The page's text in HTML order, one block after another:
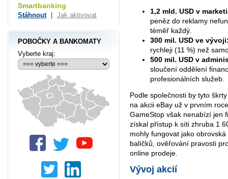
1,2 mld. USD v
peněz do reklamy
téměř každý.
300 mil. USD ve
rychleji (11 %) než
500 mil. USD v
sloučení oddělení
profesionálních služeb.
Podle společnosti by tyto
na akcii eBay už v prvním
GameStop však nenabízí jen
získal přístup k síti zhruba 1
mohly fungovat jako
balíčků, ověřování pravosti
online prodeje.
Vývoj akcií
Smartbanking
Stáhnout Jak aktivovat
POBOČKY A BANKOMATY
Vyberte kraj: